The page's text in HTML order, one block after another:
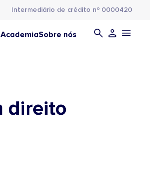
Intermediário de crédito nº 0000420
AcademiaSobre nós
direito